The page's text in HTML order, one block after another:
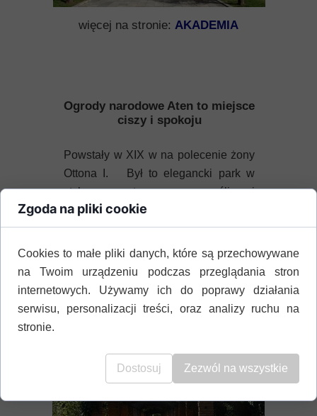
Ogrody narodowe Aten to miejsce
ciszy i spokoju
Powstały w XIX w na polecenie żony
Ottona I. Był to elegancki park w
stylu romantycznym z roślinami
zwożonymi z odległych krajów. Teren
przylegał do pałacu, więc
mieszczanie nie mieli do niego
dostępu. W 1974 r., gdy monarchia
grecka upadła, park udostępniono
wszystkim. Dziś jest to sympatycznie
więcej na stronie: AKADEMIA
Zgoda na pliki cookie
Cookies to małe pliki danych, które są przechowywane
na Twoim urządzeniu podczas przeglądania stron
internetowych. Używamy ich do poprawy działania
serwisu, personalizacji treści, oraz analizy ruchu na
stronie.
Dostosuj Zezwól na wszystkie